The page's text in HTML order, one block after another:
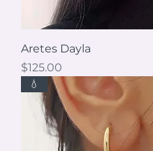
Aretes Dayla
Precio
$125.00
💧